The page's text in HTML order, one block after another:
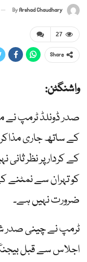
ByArshad Chaudhary
27
Share
واشنگٹن:
صدر ڈونلڈ ٹرمپ نے
کے ساتھ جاری
کے کردار پر نظر ثانی
کو تہران سے
ضرورت نہیں ہے۔
ٹرمپ نے چینی صدر
اجلاس سے قبل